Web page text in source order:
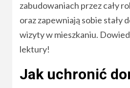
zabudowaniach przez cały
oraz zapewniają sobie stały
wizyty w mieszkaniu.
lektury!
Jak uchronić